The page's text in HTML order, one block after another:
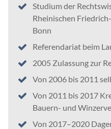
Studium der
Rheinischen
Bonn
Referendariat beim
2005 Zulassung zur
Von 2006 bis 2011
Von 2011 bis 2017
Bauern- und
Von 2017–2020